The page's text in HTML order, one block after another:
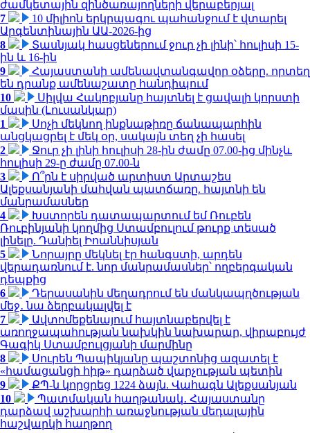
ժամկետային զինծառայողների վերաբերյալ
7
10 միլիոն երկրպագու պահանջում է վտարել
Արգենտինային ԱԱ-2026-ից
8
Տասնյակ հասցեներում ջուր չի լինի՝ հուլիսի 15-
ին և 16-ին
9
Հայաստանի ամենավտանգավոր օձերը. որտեղ
են դրանք ամենաշատը հանդիպում
10
Սիլվա Հակոբյանը հայտնել է ցավալի կորստի
մասին (Լուսանկար)
1
Սոչի մեկնող ինքնաթիռը ճանապարհին
անցկացրել է մեկ օր, սակայն տեղ չի հասել
2
Ջուր չի լինի հուլիսի 28-ին ժամը 07.00-ից մինչև
հուլիսի 29-ը ժամը 07.00-ն
3
Ո՞րն է սիրված արտիստ Արտաշես
Ալեքսանյանի մահվան պատճառը. հայտնի են
մանրամասներ
4
Խստորեն դատապարտում եմ Ռուբեն
Ռուբինյանի կողմից Ստամբուլում թուրք տեսած
լինելը. Դանիել Իոաննիսյան
5
Նորայրը մեկնել էր հանգստի, արդեն
վերադառնում է. նոր մանրամասներ՝ ողբերգական
դեպքից
6
Դերասանին մեղադրում են մանկապղծության
մեջ․ նա ձերբակալվել է
7
Ավտոմեքենայում հայտնաբերվել է
առողջապահության նախկին նախարար, վիրաբույժ
Գագիկ Ստամբուլցյանի մարմինը
8
Սուրեն Պապիկյանը պաշտոնից ազատել է
«համացանցի հիթ» դարձած վարչության պետին
9
ՔՊ-ն կորցրեց 1224 ձայն. Վահագն Ալեքսանյան
10
Պատմական հաղթանակ․ Հայաստանը
դարձավ աշխարհի առաջնության մեդալային
հաշվարկի հաղթող